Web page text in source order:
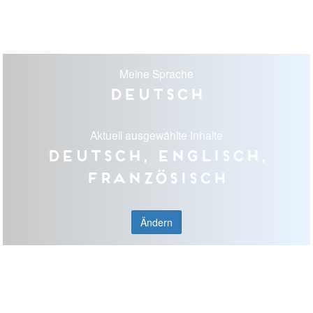
Meine Sprache
Deutsch
Aktuell ausgewählte Inhalte
Deutsch, Englisch,
Französisch
Ändern